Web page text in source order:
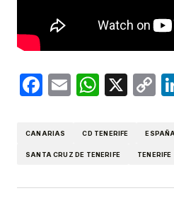
Facebook
Email X
CANARIAS CD TENERIFE ESPAÑA
SANTA CRUZ DE TENERIFE TENERIFE